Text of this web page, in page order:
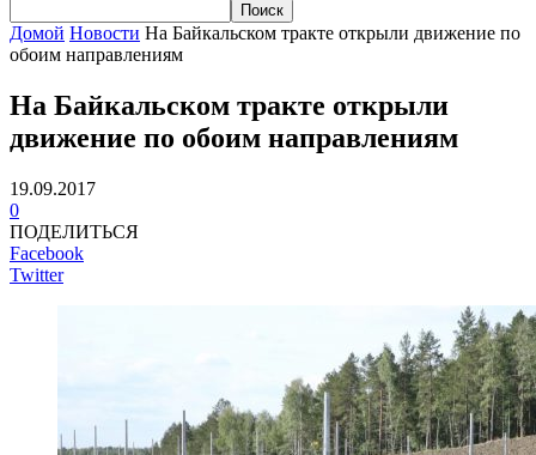
Домой Новости На Байкальском тракте открыли движение по
обоим направлениям
На Байкальском тракте открыли
движение по обоим направлениям
19.09.2017
0
ПОДЕЛИТЬСЯ
Facebook
Twitter